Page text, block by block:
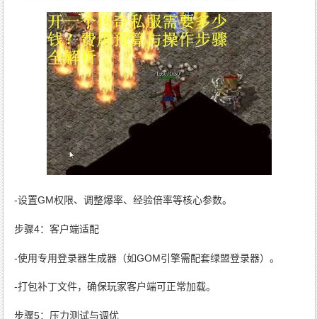
-设置GM权限、调整爆率、经验倍率等核心参数。
步骤4：客户端适配
-使用专用登录器生成器（如GOM引擎需配套绿盟登录器）。
-打包补丁文件，确保玩家客户端可正常加载。
步骤5：压力测试与调优